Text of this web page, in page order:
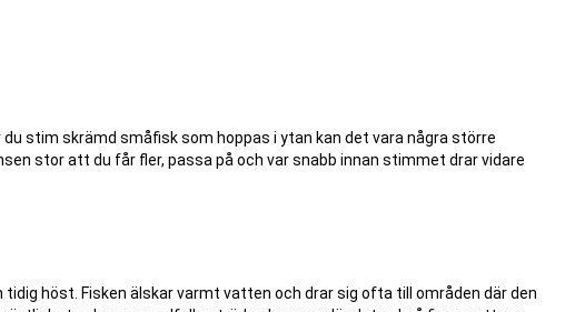
stim skrämd småfisk som hoppas i ytan kan det vara några större
stor att du får fler, passa på och var snabb innan stimmet drar vidare
höst. Fisken älskar varmt vatten och drar sig ofta till områden där den